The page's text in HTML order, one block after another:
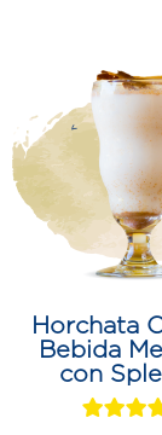
Horchata
Bebida
con